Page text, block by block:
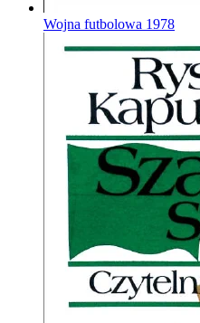
Wojna futbolowa 1978